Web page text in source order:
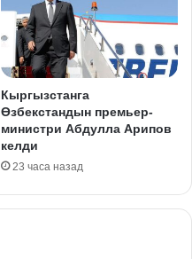
Кыргызстанга
Өзбекстандын премьер-
министри Абдулла Арипов
келди
23 часа назад